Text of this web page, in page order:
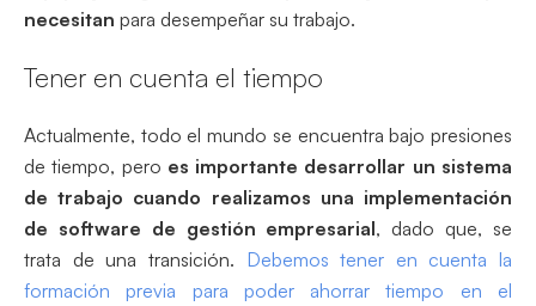
necesitan para desempeñar su trabajo.
Tener en cuenta el tiempo
Actualmente, todo el mundo se encuentra bajo presiones
de tiempo, pero es importante desarrollar un sistema
de trabajo cuando realizamos una implementación
de software de gestión empresarial, dado que, se
trata de una transición. Debemos tener en cuenta la
formación previa para poder ahorrar tiempo en el